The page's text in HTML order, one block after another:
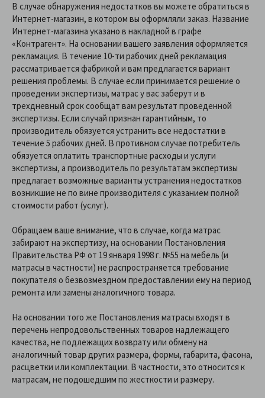
В случае обнаружения недостатков вы можете обратиться в
Интернет-магазин, в котором вы оформляли заказ. Название
Интернет-магазина указано в накладной в графе
«Контрагент». На основании вашего заявления оформляется
рекламация. В течение 10-ти рабочих дней рекламация
рассматривается фабрикой и вам предлагается вариант
решения проблемы. В случае если принимается решение о
проведении экспертизы, матрас у вас заберут и в
трехдневный срок сообщат вам результат проведенной
экспертизы. Если случай признан гарантийным, то
производитель обязуется устранить все недостатки в
течение 5 рабочих дней. В противном случае потребитель
обязуется оплатить транспортные расходы и услуги
экспертизы, а производитель по результатам экспертизы
предлагает возможные варианты устранения недостатков
возникшие не по вине производителя с указанием полной
стоимости работ (услуг).
Обращаем ваше внимание, что в случае, когда матрас
забирают на экспертизу, на основании Постановления
Правительства РФ от 19 января 1998 г. №55 на мебель (и
матрасы в частности) не распространяется требование
покупателя о безвозмездном предоставлении ему на период
ремонта или замены аналогичного товара.
На основании того же Постановления матрасы входят в
перечень непродовольственных товаров надлежащего
качества, не подлежащих возврату или обмену на
аналогичный товар других размера, формы, габарита, фасона,
расцветки или комплектации. В частности, это относится к
матрасам, не подошедшим по жесткости и размеру.